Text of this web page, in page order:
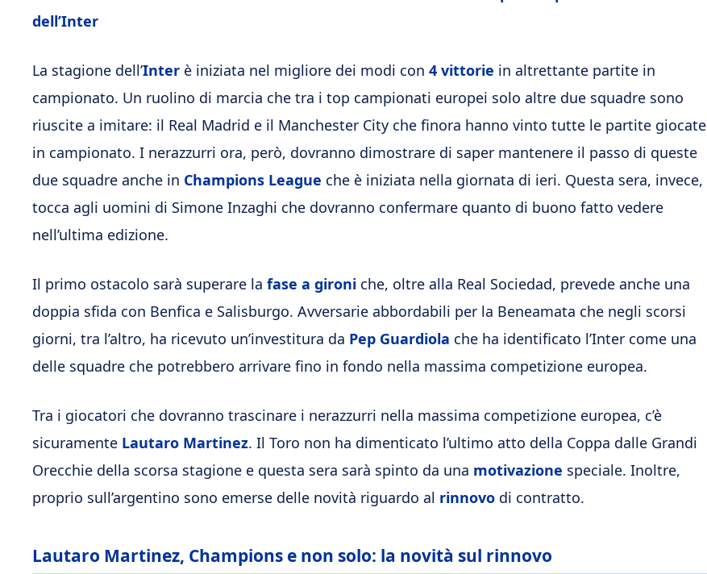
dell’Inter
La stagione dell’Inter è iniziata nel migliore dei modi con 4 vittorie in altrettante partite in
campionato. Un ruolino di marcia che tra i top campionati europei solo altre due squadre sono
riuscite a imitare: il Real Madrid e il Manchester City che finora hanno vinto tutte le partite giocate
in campionato. I nerazzurri ora, però, dovranno dimostrare di saper mantenere il passo di queste
due squadre anche in Champions League che è iniziata nella giornata di ieri. Questa sera, invece,
tocca agli uomini di Simone Inzaghi che dovranno confermare quanto di buono fatto vedere
nell’ultima edizione.
Il primo ostacolo sarà superare la fase a gironi che, oltre alla Real Sociedad, prevede anche una
doppia sfida con Benfica e Salisburgo. Avversarie abbordabili per la Beneamata che negli scorsi
giorni, tra l’altro, ha ricevuto un’investitura da Pep Guardiola che ha identificato l’Inter come una
delle squadre che potrebbero arrivare fino in fondo nella massima competizione europea.
Tra i giocatori che dovranno trascinare i nerazzurri nella massima competizione europea, c’è
sicuramente Lautaro Martinez. Il Toro non ha dimenticato l’ultimo atto della Coppa dalle Grandi
Orecchie della scorsa stagione e questa sera sarà spinto da una motivazione speciale. Inoltre,
proprio sull’argentino sono emerse delle novità riguardo al rinnovo di contratto.
Lautaro Martinez, Champions e non solo: la novità sul rinnovo